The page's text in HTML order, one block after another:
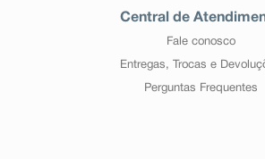
Central de
Fale conosco
Entregas, Trocas e
Perguntas Frequentes